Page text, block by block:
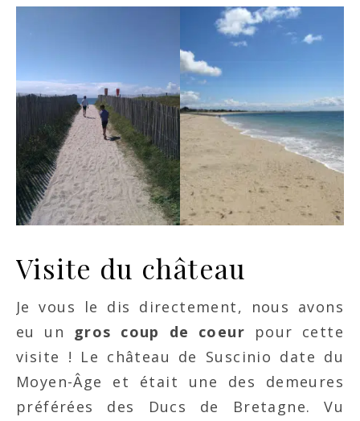
Visite du château
Je vous le dis directement, nous avons
eu un gros coup de coeur pour cette
visite ! Le château de Suscinio date du
Moyen-Âge et était une des demeures
préférées des Ducs de Bretagne. Vu